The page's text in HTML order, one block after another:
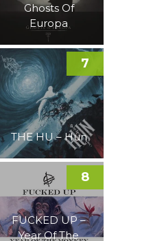
Ghosts Of
Europa
THE HU – Hun
7
FUCKED UP –
Year Of The
8